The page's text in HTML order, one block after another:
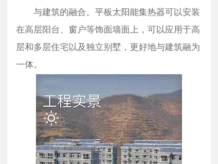
与建筑的融合。平板太阳能集热器可以安装
在高层阳台、窗户等饰面墙面上，可以应用于高
层和多层住宅以及独立别墅，更好地与建筑融为
一体。